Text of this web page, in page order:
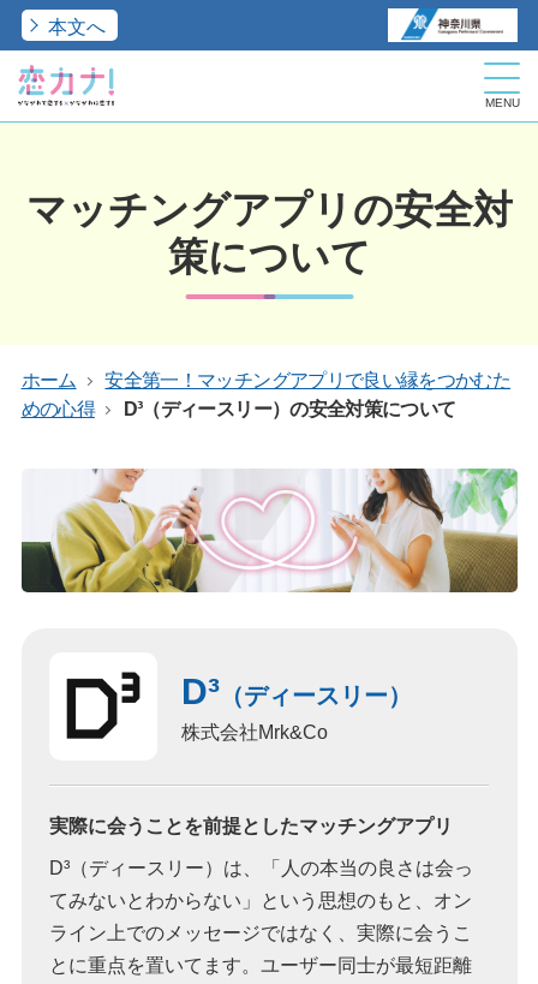
本文へ
MENU
マッチングアプリの安全対
策について
ホーム
安全第一！マッチングアプリで良い縁をつかむた
めの心得
D³（ディースリー）の安全対策について
D³（ディースリー）
株式会社Mrk&Co
実際に会うことを前提としたマッチングアプリ
D³（ディースリー）は、「人の本当の良さは会っ
てみないとわからない」という思想のもと、オン
ライン上でのメッセージではなく、実際に会うこ
とに重点を置いてます。ユーザー同士が最短距離